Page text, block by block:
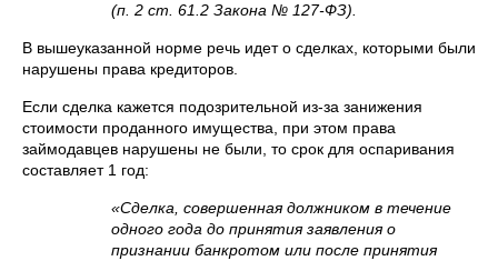
(п. 2 ст. 61.2 Закона № 127-ФЗ).
В вышеуказанной норме речь идет о сделках, которыми были
нарушены права кредиторов.
Если сделка кажется подозрительной из-за занижения
стоимости проданного имущества, при этом права
займодавцев нарушены не были, то срок для оспаривания
составляет 1 год:
«Сделка, совершенная должником в течение
одного года до принятия заявления о
признании банкротом или после принятия